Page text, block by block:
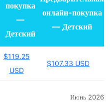
покупка
—
Детский
онлайн-покупка
— Детский
$119.25
USD
$107.33 USD
Июнь 2026